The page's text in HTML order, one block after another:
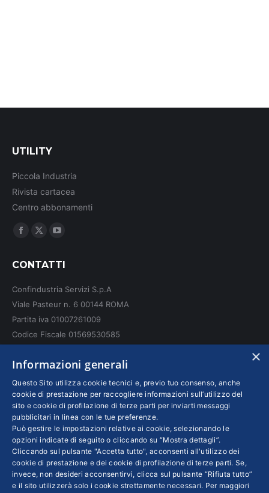
UTILITY
Piccola Industria
Rivista cartacea
Centro abbonamenti
Ci puoi trovare su:
Facebook
opens
new
window
X
opens
window
opens
window
CONTATTI
Confindustria Servizi S.p.A
Viale Pasteur n. 6 00144 ROMA
Partita iva 01007261009
Codice Fiscale 01569530585
INFO LEGALI
Colophon editoriali
Disclaimer
Privacy
Coordinate Bancarie
×
Informazioni generali
Questo Sito utilizza cookie tecnici e, previo tuo consenso, anche
cookie di prestazione per raccogliere informazioni sull’utilizzo del
sito e cookie di profilazione di terze parti per inviarti messaggi
pubblicitari in linea con le tue preferenze.
Può gestire le impostazioni relative ai cookie, selezionando le
opzioni indicate di seguito o cliccando su “Mostra dettagli”.
Cliccando sul pulsante "Accetta tutto", acconsenti all'utilizzo dei
cookie di prestazione e dei cookie di profilazione di terze parti. Se,
invece, non desideri acconsentirvi, clicca sul pulsante “Rifiuta tutto”
e il sito utilizzerà solo i cookie strettamente necessari. Per maggiori